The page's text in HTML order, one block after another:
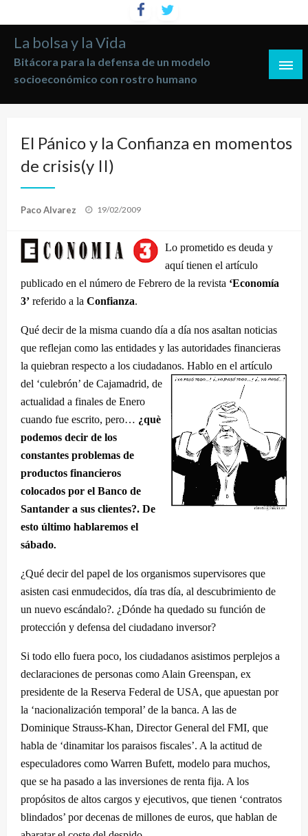
al
contenido
La bolsa y la Vida
Bitácora para la defensa de un modelo
socioeconómico con rostro humano
El Pánico y la Confianza en momentos
de crisis(y II)
Paco Alvarez
Publicado
19/02/2009
Lo prometido es deuda y
aquí tienen el artículo
publicado en el número de Febrero de la revista ‘Economía
3’ referido a la Confianza.
Qué decir de la misma cuando día a día nos asaltan noticias
que reflejan como las entidades y las autoridades financieras
la quiebran respecto a los ciudadanos. Hablo en el artículo
del ‘culebrón’ de Cajamadrid, de
actualidad a finales de Enero
cuando fue escrito, pero… ¿què
podemos decir de los
constantes problemas de
productos financieros
colocados por el Banco de
Santander a sus clientes?. De
esto último hablaremos el
sábado.
¿Qué decir del papel de los organismos supervisores que
asisten casi enmudecidos, día tras día, al descubrimiento de
un nuevo escándalo?. ¿Dónde ha quedado su función de
protección y defensa del ciudadano inversor?
Si todo ello fuera poco, los ciudadanos asistimos perplejos a
declaraciones de personas como Alain Greenspan, ex
presidente de la Reserva Federal de USA, que apuestan por
la ‘nacionalización temporal’ de la banca. A las de
Dominique Strauss-Khan, Director General del FMI, que
habla de ‘dinamitar los paraisos fiscales’. A la actitud de
especuladores como Warren Bufett, modelo para muchos,
que se ha pasado a las inversiones de renta fija. A los
propósitos de altos cargos y ejecutivos, que tienen ‘contratos
blindados’ por decenas de millones de euros, que hablan de